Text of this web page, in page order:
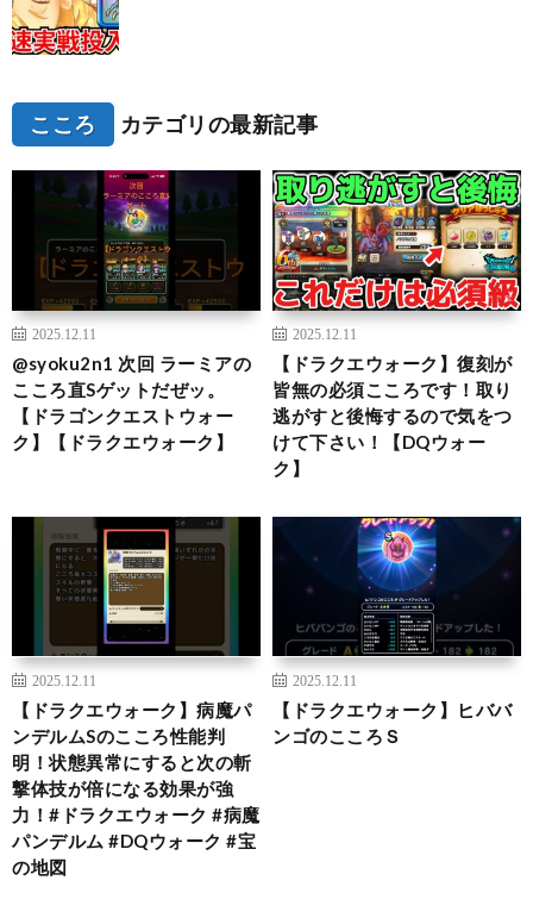
こころ カテゴリの最新記事
2025.12.11
@syoku2n1 次回 ラーミアの
こころ直Sゲットだぜッ。
【ドラゴンクエストウォー
ク】【ドラクエウォーク】
2025.12.11
【ドラクエウォーク】復刻が
皆無の必須こころです！取り
逃がすと後悔するので気をつ
けて下さい！【DQウォー
ク】
2025.12.11
【ドラクエウォーク】病魔パ
ンデルムSのこころ性能判
明！状態異常にすると次の斬
撃体技が倍になる効果が強
力！#ドラクエウォーク #病魔
パンデルム #DQウォーク #宝
の地図
2025.12.11
【ドラクエウォーク】ヒババ
ンゴのこころＳ